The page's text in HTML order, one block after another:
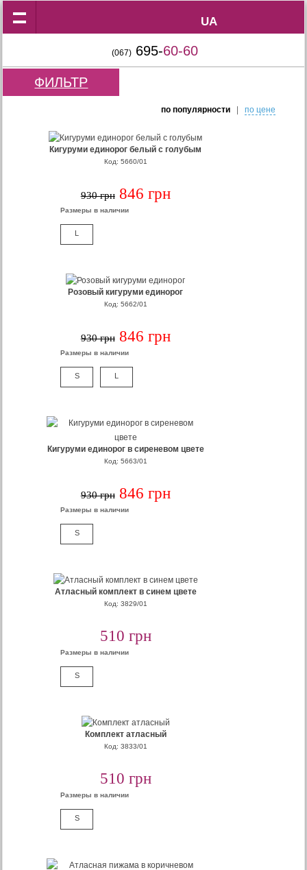
UA
UA
(067) 695-60-60
ФИЛЬТР
по популярности| по цене
Кигуруми единорог белый с голубым
Код: 5660/01
930 грн 846 грн
Размеры в наличии
L
Розовый кигуруми единорог
Код: 5662/01
930 грн 846 грн
Размеры в наличии
S L
Кигуруми единорог в сиреневом цвете
Код: 5663/01
930 грн 846 грн
Размеры в наличии
S
Атласный комплект в синем цвете
Код: 3829/01
510 грн
Размеры в наличии
S
Комплект атласный
Код: 3833/01
510 грн
Размеры в наличии
S